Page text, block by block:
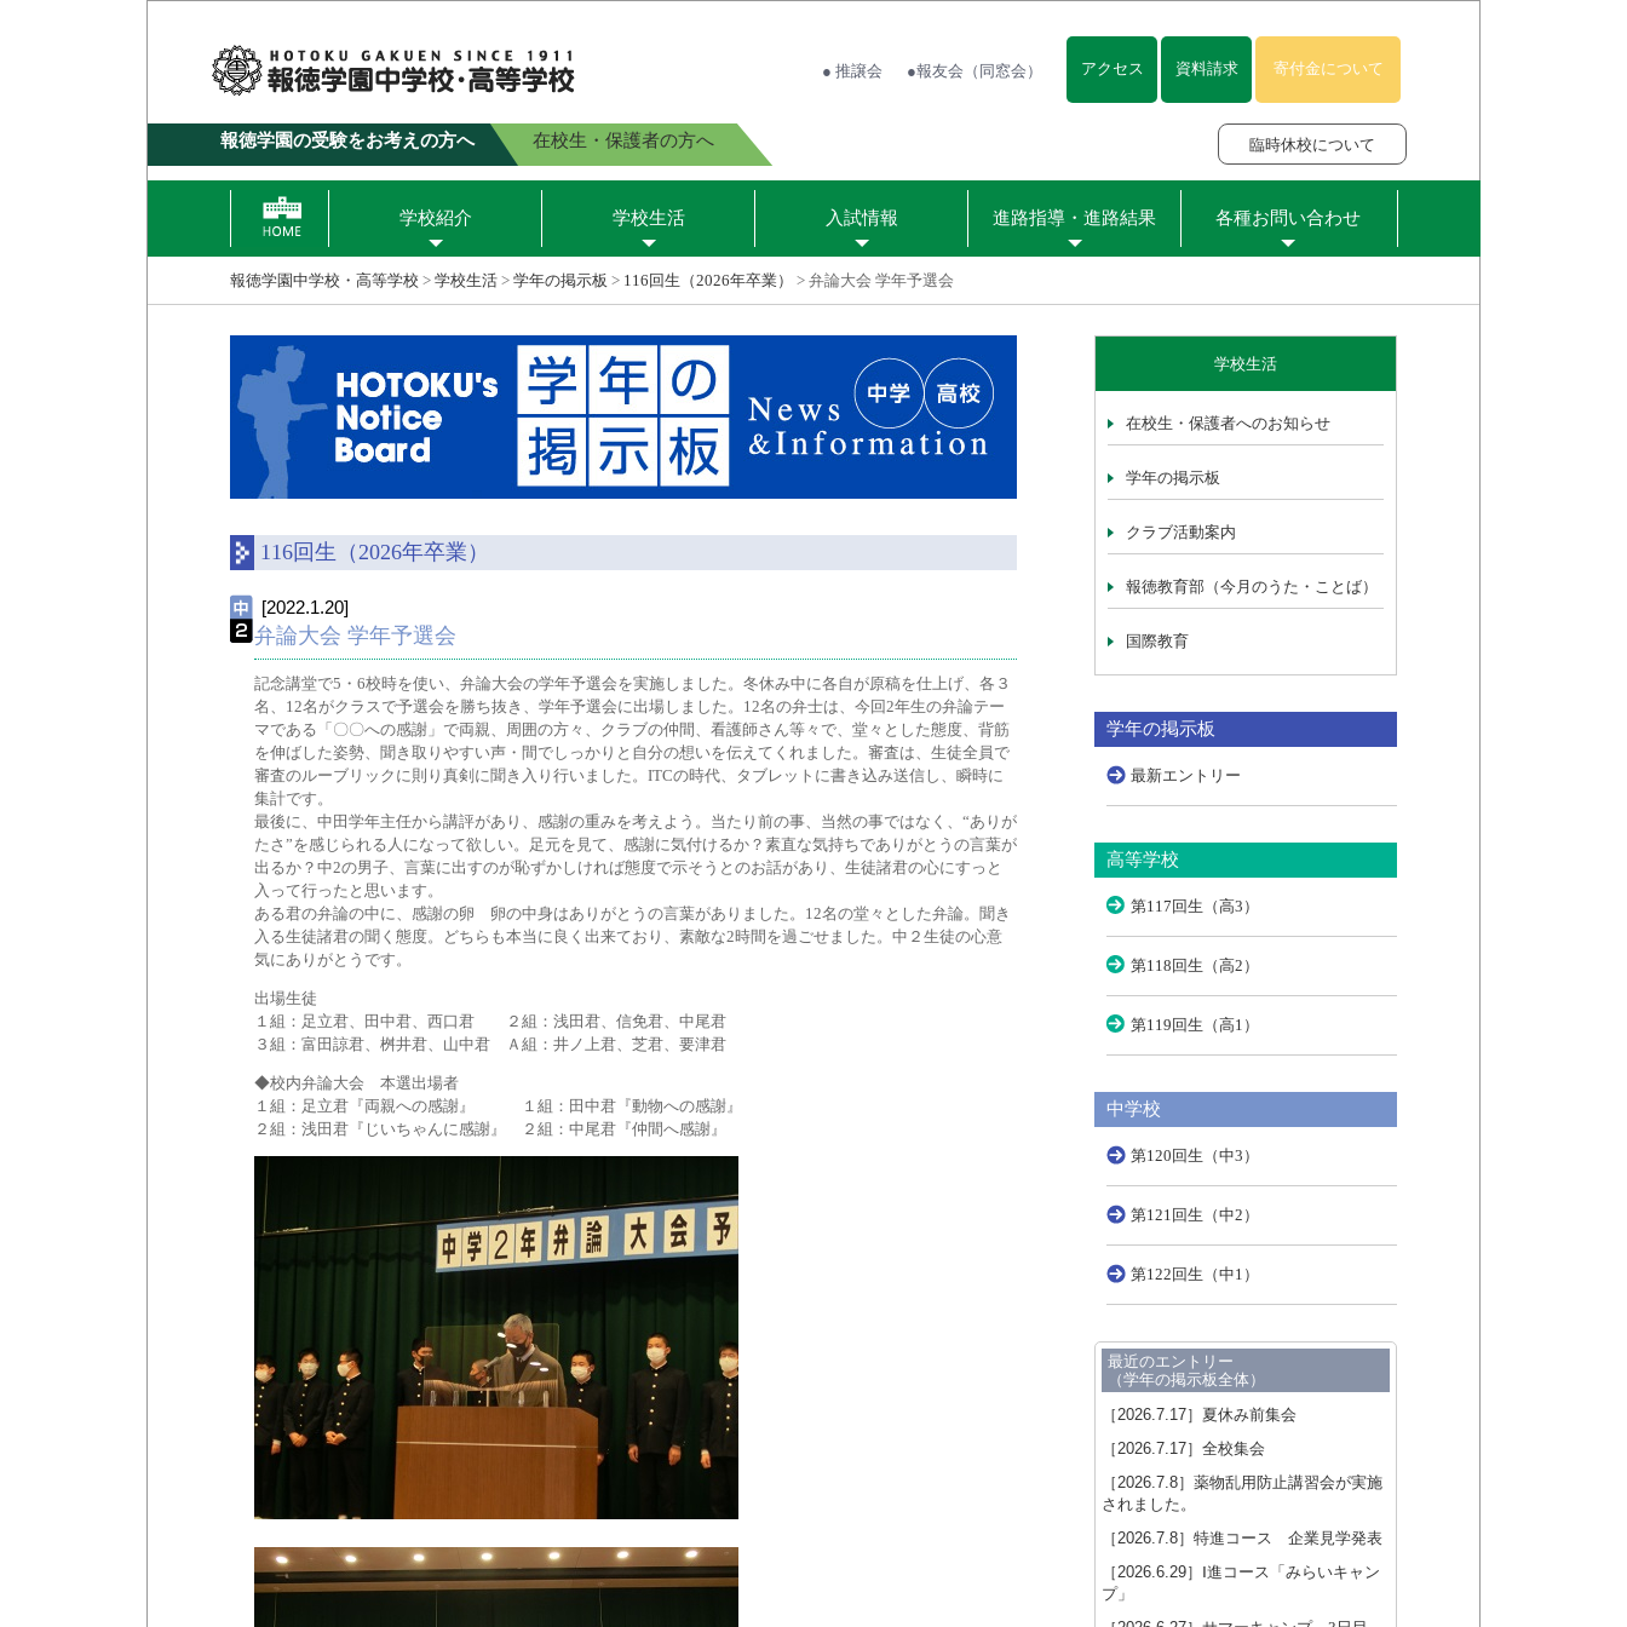
● 推譲会 ●報友会（同窓会） アクセス 資料請求 寄付金について
報徳学園の受験をお考えの方へ 在校生・保護者の方へ 臨時休校について
学校紹介 学校生活 入試情報 進路指導・進路結果 各種お問い合わせ
報徳学園中学校・高等学校 > 学校生活 > 学年の掲示板 > 116回生（2026年卒業） > 弁論大会 学年予選会
116回生（2026年卒業）
[2022.1.20]
弁論大会 学年予選会
記念講堂で5・6校時を使い、弁論大会の学年予選会を実施しました。冬休み中に各自が原稿を仕上げ、各３
名、12名がクラスで予選会を勝ち抜き、学年予選会に出場しました。12名の弁士は、今回2年生の弁論テー
マである「〇〇への感謝」で両親、周囲の方々、クラブの仲間、看護師さん等々で、堂々とした態度、背筋
を伸ばした姿勢、聞き取りやすい声・間でしっかりと自分の想いを伝えてくれました。審査は、生徒全員で
審査のルーブリックに則り真剣に聞き入り行いました。ITCの時代、タブレットに書き込み送信し、瞬時に
集計です。
最後に、中田学年主任から講評があり、感謝の重みを考えよう。当たり前の事、当然の事ではなく、“ありが
たさ”を感じられる人になって欲しい。足元を見て、感謝に気付けるか？素直な気持ちでありがとうの言葉が
出るか？中2の男子、言葉に出すのが恥ずかしければ態度で示そうとのお話があり、生徒諸君の心にすっと
入って行ったと思います。
ある君の弁論の中に、感謝の卵 卵の中身はありがとうの言葉がありました。12名の堂々とした弁論。聞き
入る生徒諸君の聞く態度。どちらも本当に良く出来ており、素敵な2時間を過ごせました。中２生徒の心意
気にありがとうです。
出場生徒
１組：足立君、田中君、西口君 ２組：浅田君、信免君、中尾君
３組：富田諒君、桝井君、山中君 Ａ組：井ノ上君、芝君、要津君
◆校内弁論大会 本選出場者
１組：足立君『両親への感謝』 １組：田中君『動物への感謝』
２組：浅田君『じいちゃんに感謝』 ２組：中尾君『仲間へ感謝』
学校生活
在校生・保護者へのお知らせ
学年の掲示板
クラブ活動案内
報徳教育部（今月のうた・ことば）
国際教育
学年の掲示板
最新エントリー
高等学校
第117回生（高3）
第118回生（高2）
第119回生（高1）
中学校
第120回生（中3）
第121回生（中2）
第122回生（中1）
最近のエントリー
（学年の掲示板全体）
［2026.7.17］ 夏休み前集会
［2026.7.17］ 全校集会
［2026.7.8］ 薬物乱用防止講習会が実施
されました。
［2026.7.8］ 特進コース 企業見学発表
［2026.6.29］ Ⅰ進コース「みらいキャン
プ」